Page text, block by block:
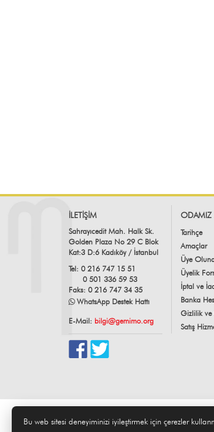
İLETİŞİM
Sahrayıcedit Mah. Halk Sk.
Golden Plaza No 29 C Blok
Kat:3 D:6 Kadıköy / İstanbul
Tel: 0 216 747 15 51
0 501 336 59 53
Faks: 0 216 747 34 35
WhatsApp Destek Hattı
E-Mail: bilgi@gemimo.org
ODAMIZ
Tarihçe
Amaçlar
Üye
Üyelik
İptal ve
Banka
Gizlilik ve
Satış
Bu web sitesi deneyiminizi iyileştirmek için çerezler